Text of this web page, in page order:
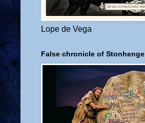
Lope de Vega
False chronicle of Stonhenge